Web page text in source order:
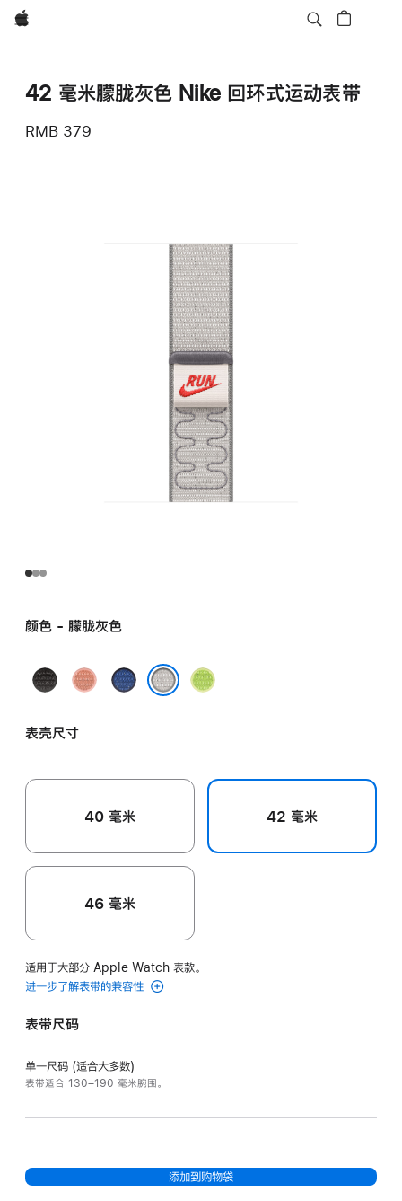
Apple
42 毫米朦胧灰色 Nike 回环式运动表带
RMB 379
颜色 - 朦胧灰色
午
黑
山
粉
缎
荧
表壳尺寸
40 毫米 42 毫米
46 毫米
适用于大部分 Apple Watch 表款。
进一步了解表带的兼容性
表带尺码
单一尺码 (适合大多数)
表带适合 130–190 毫米腕围。
添加到购物袋